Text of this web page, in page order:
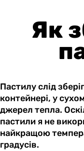
Як
Пастилу слід
контейнері, у
джерел тепла.
пастили я не
найкращою
градусів.